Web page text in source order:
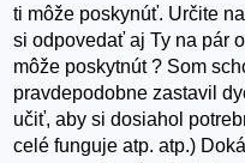
ti môže poskynúť. Určite
si odpovedať aj Ty na pár
môže poskytnút ? Som
pravdepodobne zastavil
učiť, aby si dosiahol
celé funguje atp. atp.)